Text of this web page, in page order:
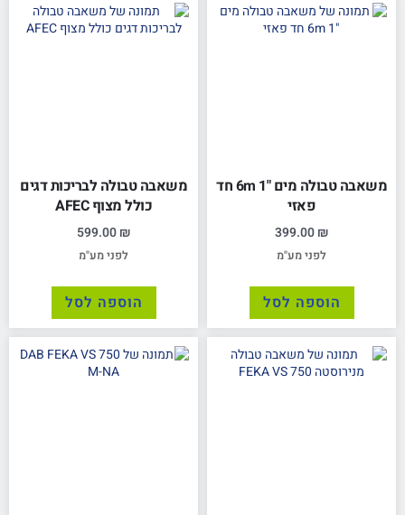
משאבה טבולה מים "1 6m חד
פאזי
399.00₪
לפני מע"מ
הוספה לסל
משאבה טבולה לבריכות דגים
כולל מצוף AFEC
599.00₪
לפני מע"מ
הוספה לסל